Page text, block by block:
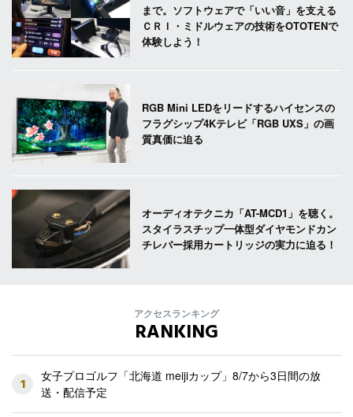
まで。ソフトウェアで「いい音」を支える
ＣＲＩ・ミドルウェアの技術をOTOTENで
体験しよう！
RGB Mini LEDをリードするハイセンスの
フラグシップ4Kテレビ「RGB UXS」の画
質真価に迫る
オーディオテクニカ「AT-MCD1」を聴く。
スタイラスチップ一体型ダイヤモンドカン
チレバー採用カートリッジの実力に迫る！
アクセスランキング
RANKING
1
女子プロゴルフ「北海道 meijiカップ」8/7から3日間の放
送・配信予定